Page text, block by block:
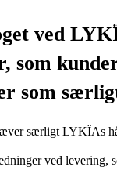
ved
som
som
særligt LYKÏAs
ved levering,